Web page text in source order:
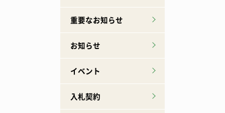
重要なお知らせ
お知らせ
イベント
入札契約